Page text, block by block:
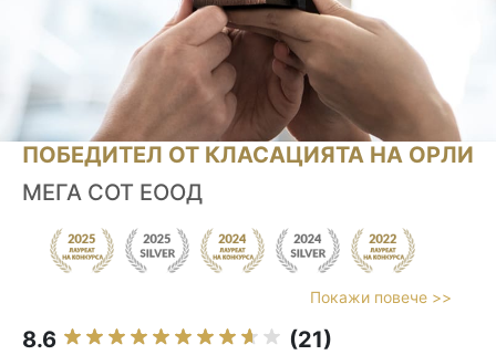
ПОБЕДИТЕЛ ОТ КЛАСАЦИЯТА НА ОРЛИ
МЕГА СОТ ЕООД
Покажи повече >>
8.6 (21)